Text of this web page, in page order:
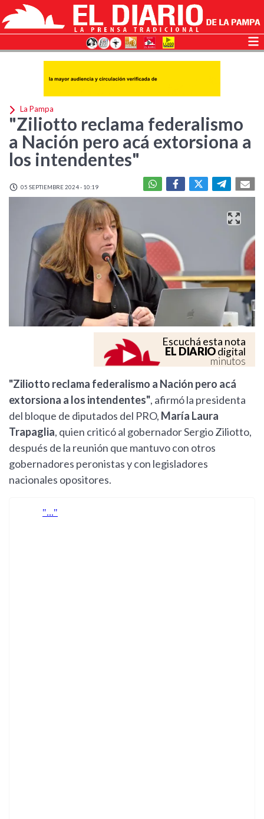
La Pampa
"Ziliotto reclama federalismo
a Nación pero acá extorsiona a
los intendentes"
05 SEPTIEMBRE 2024 - 10:19
Escuchá esta nota
EL DIARIOdigital
minutos
"Ziliotto reclama federalismo a Nación pero acá
extorsiona a los intendentes", afirmó la presidenta
del bloque de diputados del PRO, María Laura
Trapaglia, quien criticó al gobernador Sergio Ziliotto,
después de la reunión que mantuvo con otros
gobernadores peronistas y con legisladores
nacionales opositores.